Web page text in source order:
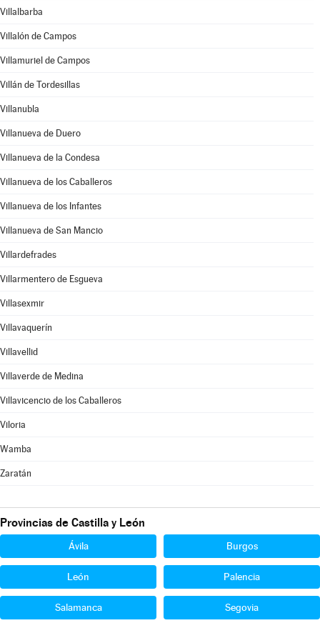
Villalbarba
Villalón de Campos
Villamuriel de Campos
Villán de Tordesillas
Villanubla
Villanueva de Duero
Villanueva de la Condesa
Villanueva de los Caballeros
Villanueva de los Infantes
Villanueva de San Mancio
Villardefrades
Villarmentero de Esgueva
Villasexmir
Villavaquerín
Villavellid
Villaverde de Medina
Villavicencio de los Caballeros
Viloria
Wamba
Zaratán
Provincias de Castilla y León
Ávila Burgos
León Palencia
Salamanca Segovia